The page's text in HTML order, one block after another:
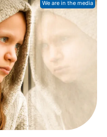
We are in the media